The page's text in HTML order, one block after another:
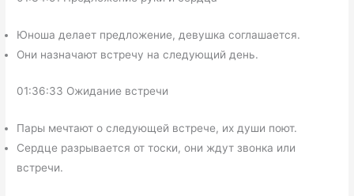
Юноша делает предложение, девушка соглашается.
Они назначают встречу на следующий день.
01:36:33 Ожидание встречи
Пары мечтают о следующей встрече, их души поют.
Сердце разрывается от тоски, они ждут звонка или
встречи.